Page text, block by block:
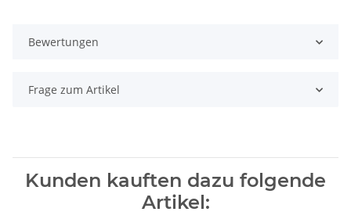
Bewertungen
Frage zum Artikel
Kunden kauften dazu folgende
Artikel: